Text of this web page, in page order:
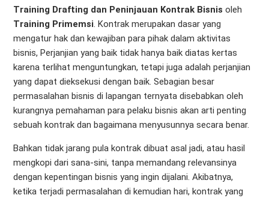
Training Drafting dan Peninjauan Kontrak Bisnis oleh
Training Primemsi. Kontrak merupakan dasar yang
mengatur hak dan kewajiban para pihak dalam aktivitas
bisnis, Perjanjian yang baik tidak hanya baik diatas kertas
karena terlihat menguntungkan, tetapi juga adalah perjanjian
yang dapat dieksekusi dengan baik. Sebagian besar
permasalahan bisnis di lapangan ternyata disebabkan oleh
kurangnya pemahaman para pelaku bisnis akan arti penting
sebuah kontrak dan bagaimana menyusunnya secara benar.
Bahkan tidak jarang pula kontrak dibuat asal jadi, atau hasil
mengkopi dari sana-sini, tanpa memandang relevansinya
dengan kepentingan bisnis yang ingin dijalani. Akibatnya,
ketika terjadi permasalahan di kemudian hari, kontrak yang